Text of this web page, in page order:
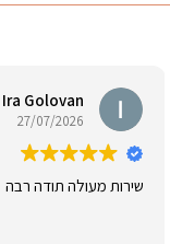
Ira Golovan
27/07/2026
שירות מעולה תודה רבה